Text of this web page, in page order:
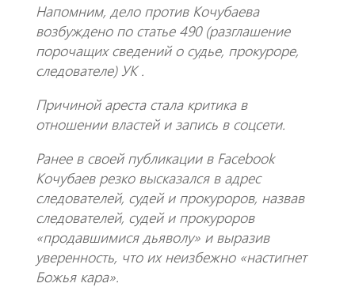
Напомним, дело против Кочубаева
возбуждено по статье 490 (разглашение
порочащих сведений о судье, прокуроре,
следователе) УК .
Причиной ареста стала критика в
отношении властей и запись в соцсети.
Ранее в своей публикации в Facebook
Кочубаев резко высказался в адрес
следователей, судей и прокуроров, назвав
следователей, судей и прокуроров
«продавшимися дьяволу» и выразив
уверенность, что их неизбежно «настигнет
Божья кара».